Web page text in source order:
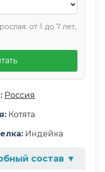
от 1 до 7 лет,
Россия
Котята
Индейка
состав ▼